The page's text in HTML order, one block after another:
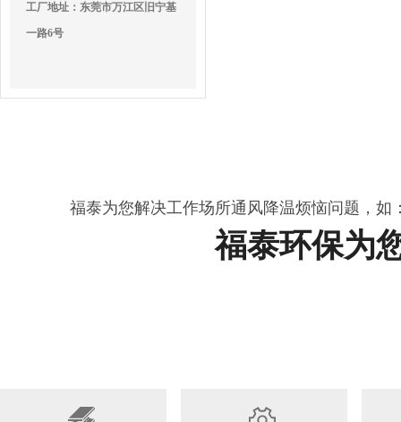
工厂地址：东莞市万江区旧宁基
一路6号
福泰为您解决工作场所通风降温烦恼问题，
福泰环保为